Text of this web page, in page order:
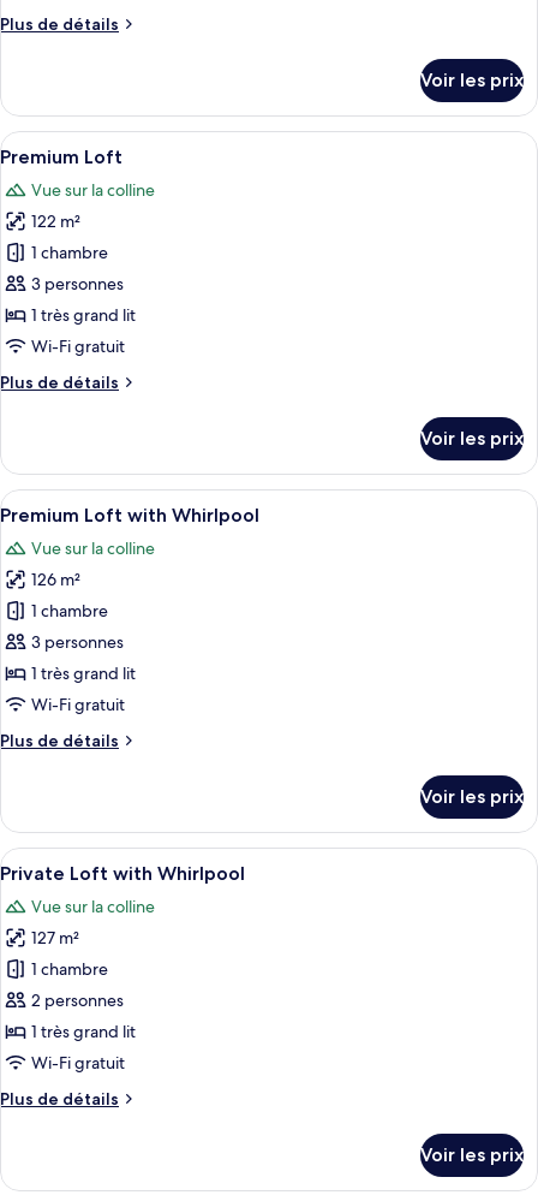
chambre :
Villa
4
Plus de détails
Plus
le
type
de
Lemongrass
Grand
Villa
4
Voir les prix
Afficher
toutes
les
photos
pour
ce
type
de
chambre :
Premium
Une chambre d’hôtel moderne
6
Premium Loft
Vue sur la colline
122 m²
1 chambre
3 personnes
1 très grand lit
Wi-Fi gratuit
Plus de détails
Plus
le
type
de
Premium
Loft
Voir les prix
Afficher
toutes
les
photos
pour
ce
type
de
chambre :
Premium
Whirlpool
Une chambre moderne avec un
8
Premium Loft with Whirlpool
Vue sur la colline
126 m²
1 chambre
3 personnes
1 très grand lit
Wi-Fi gratuit
Plus de détails
Plus
le
type
de
Premium
Loft
with
Whirlpool
Voir les prix
Afficher
toutes
les
photos
pour
ce
type
de
chambre :
Private
Whirlpool
Un bain à remous sur un balcon
6
Private Loft with Whirlpool
Vue sur la colline
127 m²
1 chambre
2 personnes
1 très grand lit
Wi-Fi gratuit
Plus de détails
Plus
le
Voir les prix